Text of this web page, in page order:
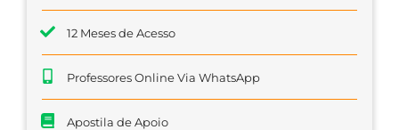
12 Meses de Acesso
Professores Online Via WhatsApp
Apostila de Apoio